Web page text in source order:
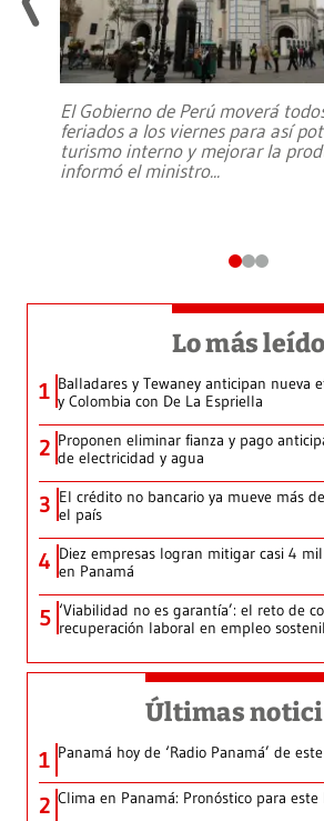
El Gobierno de Perú moverá
feriados a los viernes para así
turismo interno y mejorar la
informó el ministro...
Lo más leído
1 Balladares y Tewaney anticipan nueva
y Colombia con De La Espriella
2 Proponen eliminar fianza y pago
de electricidad y agua
3 El crédito no bancario ya mueve más
el país
4 Diez empresas logran mitigar casi 4
en Panamá
5 ‘Viabilidad no es garantía’: el reto de
recuperación laboral en empleo
Últimas
1 Panamá hoy de ‘Radio Panamá’ de
2 Clima en Panamá: Pronóstico para